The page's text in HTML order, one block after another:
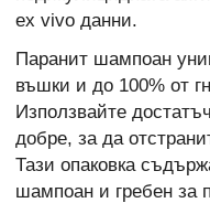
ex vivo данни.
Паранит шампоан
въшки и до 100% от
Използвайте
добре, за да
Тази опаковка
шампоан и гребен за